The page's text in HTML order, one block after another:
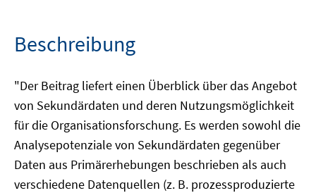
Beschreibung
"Der Beitrag liefert einen Überblick über das Angebot
von Sekundärdaten und deren Nutzungsmöglichkeit
für die Organisationsforschung. Es werden sowohl die
Analysepotenziale von Sekundärdaten gegenüber
Daten aus Primärerhebungen beschrieben als auch
verschiedene Datenquellen (z. B. prozessproduzierte